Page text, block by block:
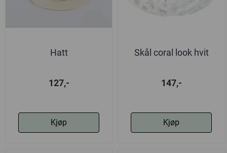
Hatt
127,-
Kjøp
Skål coral look hvit
147,-
Kjøp